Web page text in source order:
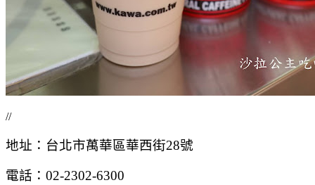
//
地址：台北市萬華區華西街28號
電話：02-2302-6300